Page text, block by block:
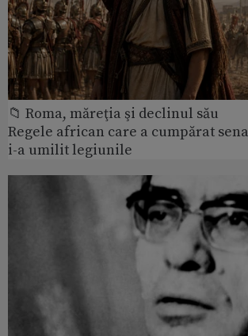
📁 Roma, măreţia şi declinul său
Regele african care a cumpărat
i-a umilit legiunile